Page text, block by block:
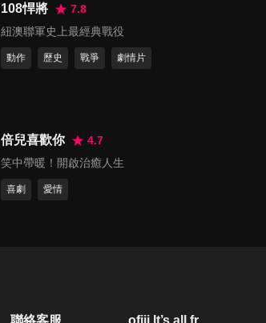
108悍將
7.8
紐澳聯軍史上最經典戰役
動作 歷史 戰爭 劇情片
倍兒喜歡你
4.7
笑中帶暖！開啟治癒人生
喜劇 愛情
聯絡客服